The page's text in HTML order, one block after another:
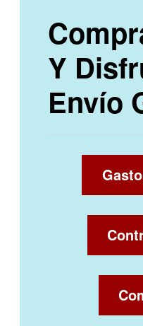
Y
Envío